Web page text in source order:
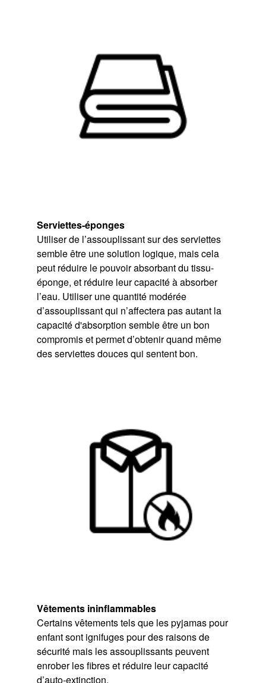
Serviettes-éponges
Utiliser de l’assouplissant sur des serviettes
semble être une solution logique, mais cela
peut réduire le pouvoir absorbant du tissu-
éponge, et réduire leur capacité à absorber
l’eau. Utiliser une quantité modérée
d’assouplissant qui n’affectera pas autant la
capacité d'absorption semble être un bon
compromis et permet d’obtenir quand même
des serviettes douces qui sentent bon.
Vêtements ininflammables
Certains vêtements tels que les pyjamas pour
enfant sont ignifuges pour des raisons de
sécurité mais les assouplissants peuvent
enrober les fibres et réduire leur capacité
d’auto-extinction.